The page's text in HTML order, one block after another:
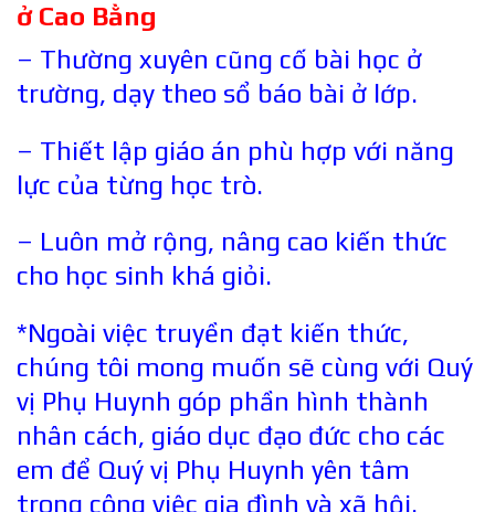
ở Cao Bằng
– Thường xuyên cũng cố bài học ở
trường, dạy theo sổ báo bài ở lớp.
– Thiết lập giáo án phù hợp với năng
lực của từng học trò.
– Luôn mở rộng, nâng cao kiến thức
cho học sinh khá giỏi.
*Ngoài việc truyền đạt kiến thức,
chúng tôi mong muốn sẽ cùng với Quý
vị Phụ Huynh góp phần hình thành
nhân cách, giáo dục đạo đức cho các
em để Quý vị Phụ Huynh yên tâm
trong công việc gia đình và xã hội.